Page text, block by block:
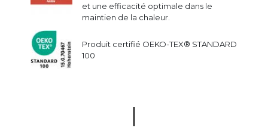
et une efficacité optimale dans le
maintien de la chaleur.
Produit certifié OEKO-TEX® STANDARD
100